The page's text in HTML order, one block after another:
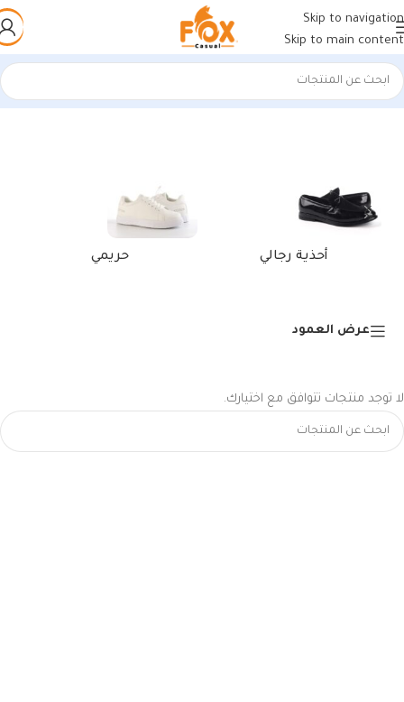
Skip to navigation
Skip to main content
الرئيسية/منتجات تحت الوسم “محفظة اون لاين”
أحذية رجالي حريمي
عرض العمود
لا توجد منتجات تتوافق مع اختيارك.